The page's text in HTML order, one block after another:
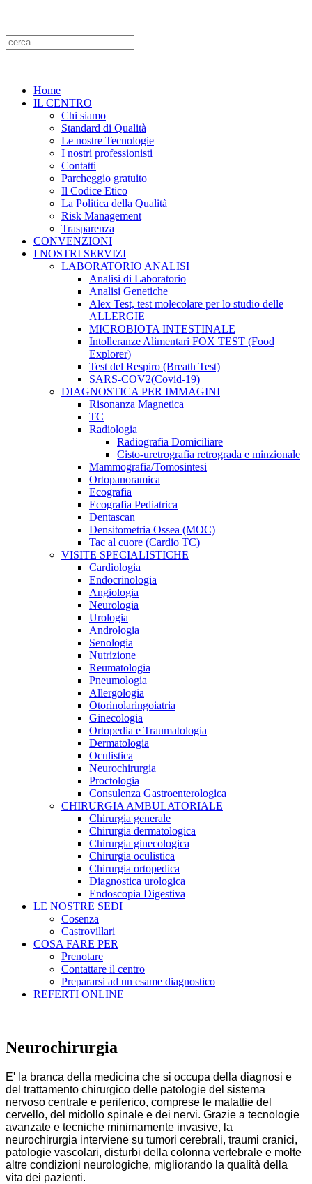
Home
IL CENTRO
Chi siamo
Standard di Qualità
Le nostre Tecnologie
I nostri professionisti
Contatti
Parcheggio gratuito
Il Codice Etico
La Politica della Qualità
Risk Management
Trasparenza
CONVENZIONI
I NOSTRI SERVIZI
LABORATORIO ANALISI
Analisi di Laboratorio
Analisi Genetiche
Alex Test, test molecolare per lo studio delle
ALLERGIE
MICROBIOTA INTESTINALE
Intolleranze Alimentari FOX TEST (Food
Explorer)
Test del Respiro (Breath Test)
SARS-COV2(Covid-19)
DIAGNOSTICA PER IMMAGINI
Risonanza Magnetica
TC
Radiologia
Radiografia Domiciliare
Cisto-uretrografia retrograda e minzionale
Mammografia/Tomosintesi
Ortopanoramica
Ecografia
Ecografia Pediatrica
Dentascan
Densitometria Ossea (MOC)
Tac al cuore (Cardio TC)
VISITE SPECIALISTICHE
Cardiologia
Endocrinologia
Angiologia
Neurologia
Urologia
Andrologia
Senologia
Nutrizione
Reumatologia
Pneumologia
Allergologia
Otorinolaringoiatria
Ginecologia
Ortopedia e Traumatologia
Dermatologia
Oculistica
Neurochirurgia
Proctologia
Consulenza Gastroenterologica
CHIRURGIA AMBULATORIALE
Chirurgia generale
Chirurgia dermatologica
Chirurgia ginecologica
Chirurgia oculistica
Chirurgia ortopedica
Diagnostica urologica
Endoscopia Digestiva
LE NOSTRE SEDI
Cosenza
Castrovillari
COSA FARE PER
Prenotare
Contattare il centro
Prepararsi ad un esame diagnostico
REFERTI ONLINE
Neurochirurgia
E' la branca della medicina che si occupa della diagnosi e
del trattamento chirurgico delle patologie del sistema
nervoso centrale e periferico, comprese le malattie del
cervello, del midollo spinale e dei nervi. Grazie a tecnologie
avanzate e tecniche minimamente invasive, la
neurochirurgia interviene su tumori cerebrali, traumi cranici,
patologie vascolari, disturbi della colonna vertebrale e molte
altre condizioni neurologiche, migliorando la qualità della
vita dei pazienti.